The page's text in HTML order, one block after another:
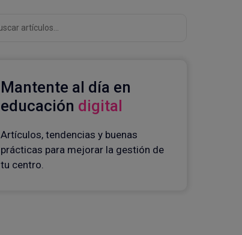
Mantente al día en
educación digital
Artículos, tendencias y buenas
prácticas para mejorar la gestión de
tu centro.